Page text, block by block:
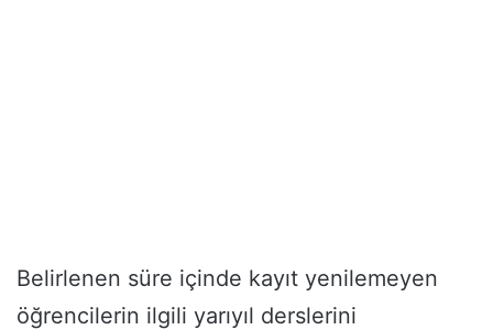
Belirlenen süre içinde kayıt yenilemeyen
öğrencilerin ilgili yarıyıl derslerini